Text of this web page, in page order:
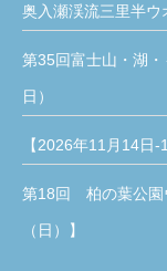
奥入瀬渓流三里半ウ
第35回富士山・湖
日）
【2026年11月14日
第18回 柏の葉公園
（日）】